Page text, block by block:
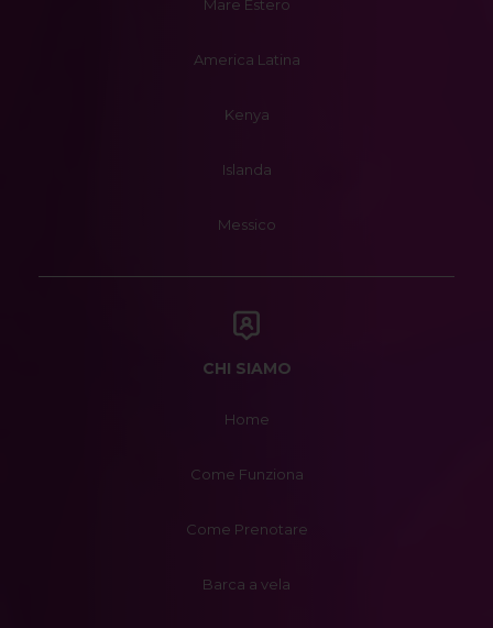
Mare Estero
America Latina
Kenya
Islanda
Messico
CHI SIAMO
Home
Come Funziona
Come Prenotare
Barca a vela